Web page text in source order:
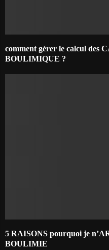
comment gérer le calcul des
BOULIMIQUE ?
5 RAISONS pourquoi je
BOULIMIE